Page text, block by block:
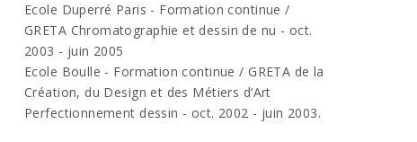
Ecole Duperré Paris - Formation continue /
GRETA Chromatographie et dessin de nu - oct.
2003 - juin 2005
Ecole Boulle - Formation continue / GRETA de la
Création, du Design et des Métiers d’Art
Perfectionnement dessin - oct. 2002 - juin 2003.